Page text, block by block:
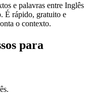
e palavras entre Inglês
É rápido, gratuito e
o contexto.
para